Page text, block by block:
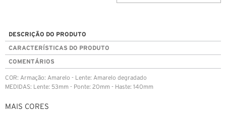
DESCRIÇÃO DO PRODUTO
CARACTERÍSTICAS DO PRODUTO
COMENTÁRIOS
COR: Armação: Amarelo - Lente: Amarelo degradado
MEDIDAS: Lente: 53mm - Ponte: 20mm - Haste: 140mm
MAIS CORES